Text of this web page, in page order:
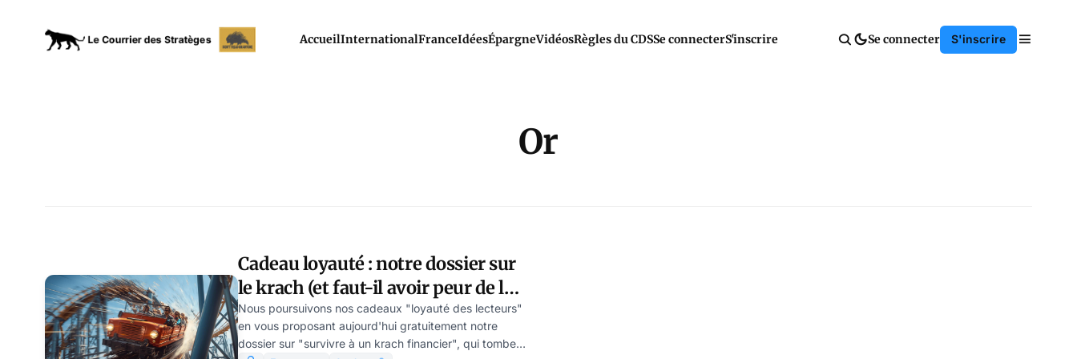
AccueilInternationalFranceIdéesÉpargneVidéosRègles du CDSSe connecterS'inscrire Se connecter S'inscrire
Or
Cadeau loyauté : notre dossier sur
le krach (et faut-il avoir peur de la
baisse récente de l'or ?), Vincent
Clairmont
Nous poursuivons nos cadeaux "loyauté des lecteurs"
en vous proposant aujourd'hui gratuitement notre
dossier sur "survivre à un krach financier", qui tombe à